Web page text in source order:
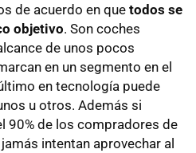
de acuerdo en que todos se
objetivo. Son coches
de unos pocos
en un segmento en el
en tecnología puede
u otros. Además si
90% de los compradores de
intentan aprovechar al